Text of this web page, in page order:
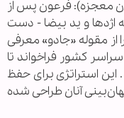
معجزه): فرعون پس از
و ید بیضا - دست
از مقوله «جادو» معرفی
سراسر کشور فراخواند تا
استراتژی برای حفظ
آنان طراحی شده